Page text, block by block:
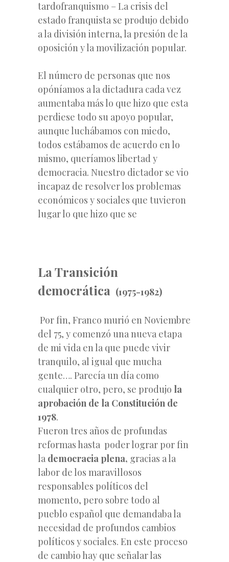
tardofranquismo – La crisis del
estado franquista se produjo debido
a la división interna, la presión de la
oposición y la movilización popular.
El número de personas que nos
opóníamos a la dictadura cada vez
aumentaba más lo que hizo que esta
perdiese todo su apoyo popular,
aunque luchábamos con miedo,
todos estábamos de acuerdo en lo
mismo, queríamos libertad y
democracia. Nuestro dictador se vio
incapaz de resolver los problemas
económicos y sociales que tuvieron
lugar lo que hizo que se
La Transición
democrática (1975-1982)
Por fin, Franco murió en Noviembre
del 75, y comenzó una nueva etapa
de mi vida en la que puede vivir
tranquilo, al igual que mucha
gente…. Parecía un día como
cualquier otro, pero, se produjo la
aprobación de la Constitución de
1978.
Fueron tres años de profundas
reformas hasta poder lograr por fin
la democracia plena, gracias a la
labor de los maravillosos
responsables políticos del
momento, pero sobre todo al
pueblo español que demandaba la
necesidad de profundos cambios
políticos y sociales. En este proceso
de cambio hay que señalar las